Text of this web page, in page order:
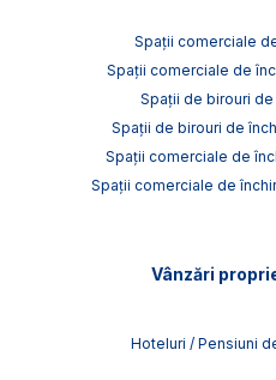
Spații comerciale
Spații comerciale de
Spații de birouri de
Spații de birouri de
Spații comerciale de
Spații comerciale de
Vânzări
Hoteluri / Pensiuni